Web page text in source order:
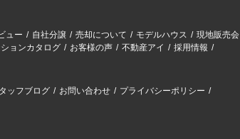
ュー 自社分譲 売却について モデルハウス
現地販売会
ョンカタログ お客様の声 不動産アイ 採用情報
ッフブログ お問い合わせ プライバシーポリシー